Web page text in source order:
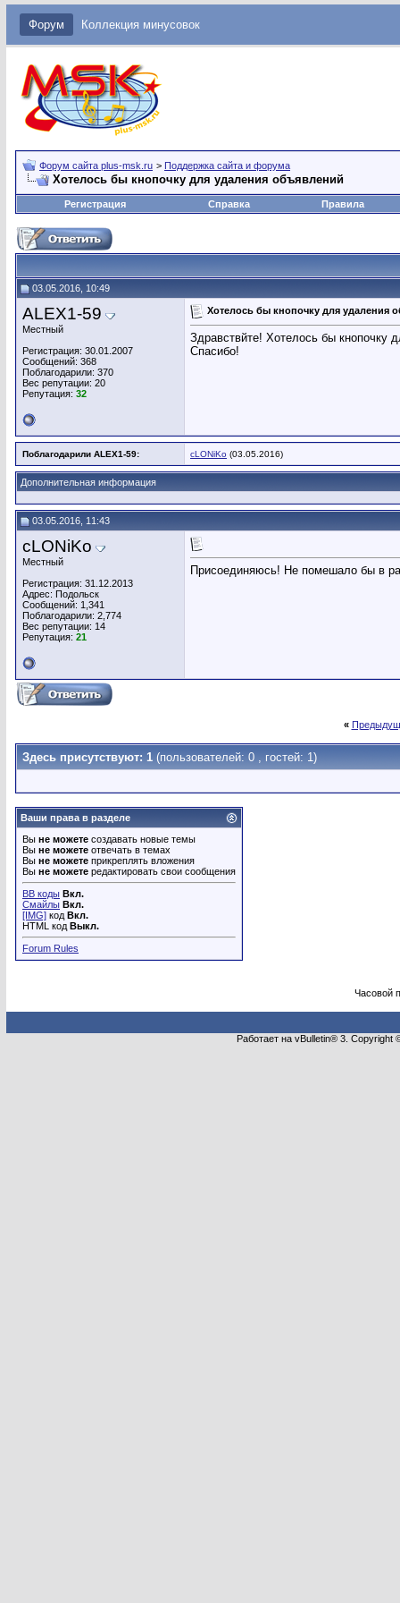
Форум Коллекция минусовок
Форум сайта plus-msk.ru > Поддержка сайта и форума
Хотелось бы кнопочку для удаления объявлений
Регистрация Справка Правила
03.05.2016, 10:49
ALEX1-59
Местный
Регистрация: 30.01.2007
Сообщений: 368
Поблагодарили: 370
Вес репутации: 20
Репутация: 32
Хотелось бы кнопочку для удаления
Здравствйте! Хотелось бы кнопочку
Спасибо!
Поблагодарили ALEX1-59: cLONiKo (03.05.2016)
Дополнительная информация
03.05.2016, 11:43
cLONiKo
Местный
Регистрация: 31.12.2013
Адрес: Подольск
Сообщений: 1,341
Поблагодарили: 2,774
Вес репутации: 14
Репутация: 21
Присоединяюсь! Не помешало бы в
«
Здесь присутствуют: 1 (пользователей: 0 , гостей: 1)
Ваши права в разделе
Вы не можете создавать новые темы
Вы не можете отвечать в темах
Вы не можете прикреплять вложения
Вы не можете редактировать свои сообщения
BB коды Вкл.
Смайлы Вкл.
[IMG] код Вкл.
HTML код Выкл.
Forum Rules
Часовой
Работает на vBulletin® 3.